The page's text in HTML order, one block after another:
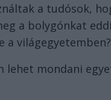
a tudósok,
a bolygónkat
a világegyetemben?
lehet mondani